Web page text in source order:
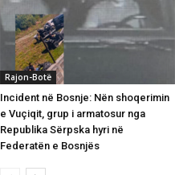
Rajon-Botë
Incident në Bosnje: Nën shoqerimin
e Vuçiqit, grup i armatosur nga
Republika Sërpska hyri në
Federatën e Bosnjës